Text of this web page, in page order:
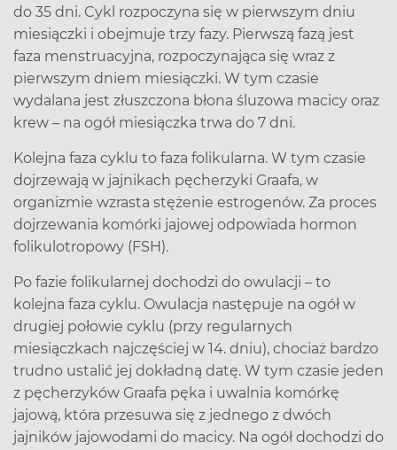
do 35 dni. Cykl rozpoczyna się w pierwszym dniu
miesiączki i obejmuje trzy fazy. Pierwszą fazą jest
faza menstruacyjna, rozpoczynająca się wraz z
pierwszym dniem miesiączki. W tym czasie
wydalana jest złuszczona błona śluzowa macicy oraz
krew – na ogół miesiączka trwa do 7 dni.
Kolejna faza cyklu to faza folikularna. W tym czasie
dojrzewają w jajnikach pęcherzyki Graafa, w
organizmie wzrasta stężenie estrogenów. Za proces
dojrzewania komórki jajowej odpowiada hormon
folikulotropowy (FSH).
Po fazie folikularnej dochodzi do owulacji – to
kolejna faza cyklu. Owulacja następuje na ogół w
drugiej połowie cyklu (przy regularnych
miesiączkach najczęściej w 14. dniu), chociaż bardzo
trudno ustalić jej dokładną datę. W tym czasie jeden
z pęcherzyków Graafa pęka i uwalnia komórkę
jajową, która przesuwa się z jednego z dwóch
jajników jajowodami do macicy. Na ogół dochodzi do